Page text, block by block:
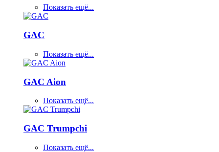
Показать ещё...
GAC
Показать ещё...
GAC Aion
Показать ещё...
GAC Trumpchi
Показать ещё...